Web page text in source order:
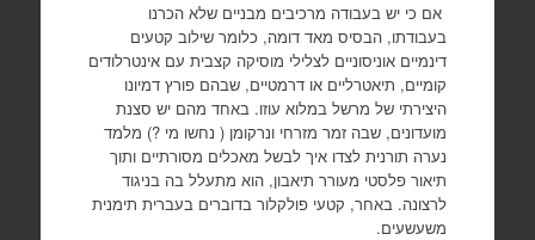
אם כי יש בעבודה מרכיבים מבניים שלא הכרנו
בעבודתו, הבסיס מאד דומה, כלומר שילוב קטעים
דינמיים אוניסוניים לצלילי מוסיקה קצבית עם אינטרלודים
קומיים, תיאטרליים או דרמטיים, שבהם פורץ דמיונו
היצירתי של מרשל במלוא עוזו. באחד מהם יש סצנת
מועדונים, שבה זמר מזרחי ונרקומן ( נחשו מי ?) מלמד
נערה תורנית לצדו איך לבשל מאכלים מסורתיים ותוך
תיאור פלסטי מעורר תיאבון, הוא מתעלל בה בניגוד
לרצונה. באחר, קטעי פולקלור בדוברים בעברית תימנית
משעשעים.